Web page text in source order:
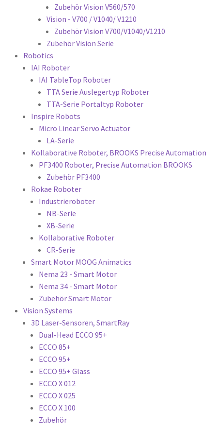
Zubehör Vision V560/570
Vision - V700 / V1040/ V1210
Zubehör Vision V700/V1040/V1210
Zubehör Vision Serie
Robotics
IAI Roboter
IAI TableTop Roboter
TTA Serie Auslegertyp Roboter
TTA-Serie Portaltyp Roboter
Inspire Robots
Micro Linear Servo Actuator
LA-Serie
Kollaborative Roboter, BROOKS Precise Automation
PF3400 Roboter, Precise Automation BROOKS
Zubehör PF3400
Rokae Roboter
Industrieroboter
NB-Serie
XB-Serie
Kollaborative Roboter
CR-Serie
Smart Motor MOOG Animatics
Nema 23 - Smart Motor
Nema 34 - Smart Motor
Zubehör Smart Motor
Vision Systems
3D Laser-Sensoren, SmartRay
Dual-Head ECCO 95+
ECCO 85+
ECCO 95+
ECCO 95+ Glass
ECCO X 012
ECCO X 025
ECCO X 100
Zubehör